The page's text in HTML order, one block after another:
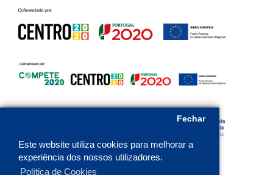
Este website utiliza cookies para melhorar a
experiência dos nossos utilizadores.
Política de Cookies
Fechar